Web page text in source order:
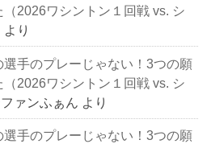
2026ワシントン１回戦 vs. シ
より
選手のプレーじゃない！3つの願
2026ワシントン１回戦 vs. シ
ァンふぁん より
選手のプレーじゃない！3つの願